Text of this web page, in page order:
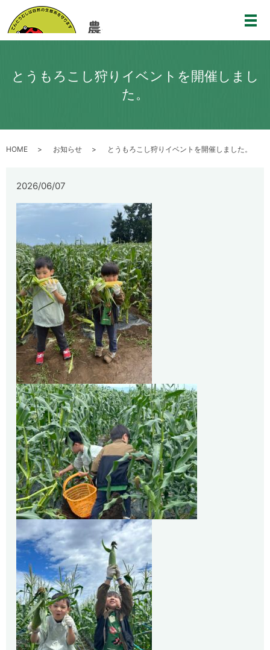
メ
とうもろこし狩りイベントを開催しまし
た。
HOME お知らせ とうもろこし狩りイベントを開催しました。
2026/06/07